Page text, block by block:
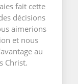
fait cette
décisions
aimerions
et nous
au
Christ.